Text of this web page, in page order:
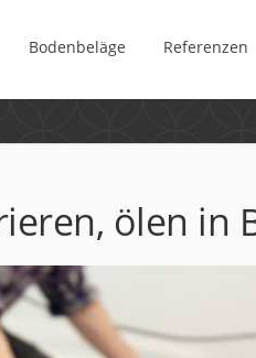
Bodenbeläge Referenzen
ölen in